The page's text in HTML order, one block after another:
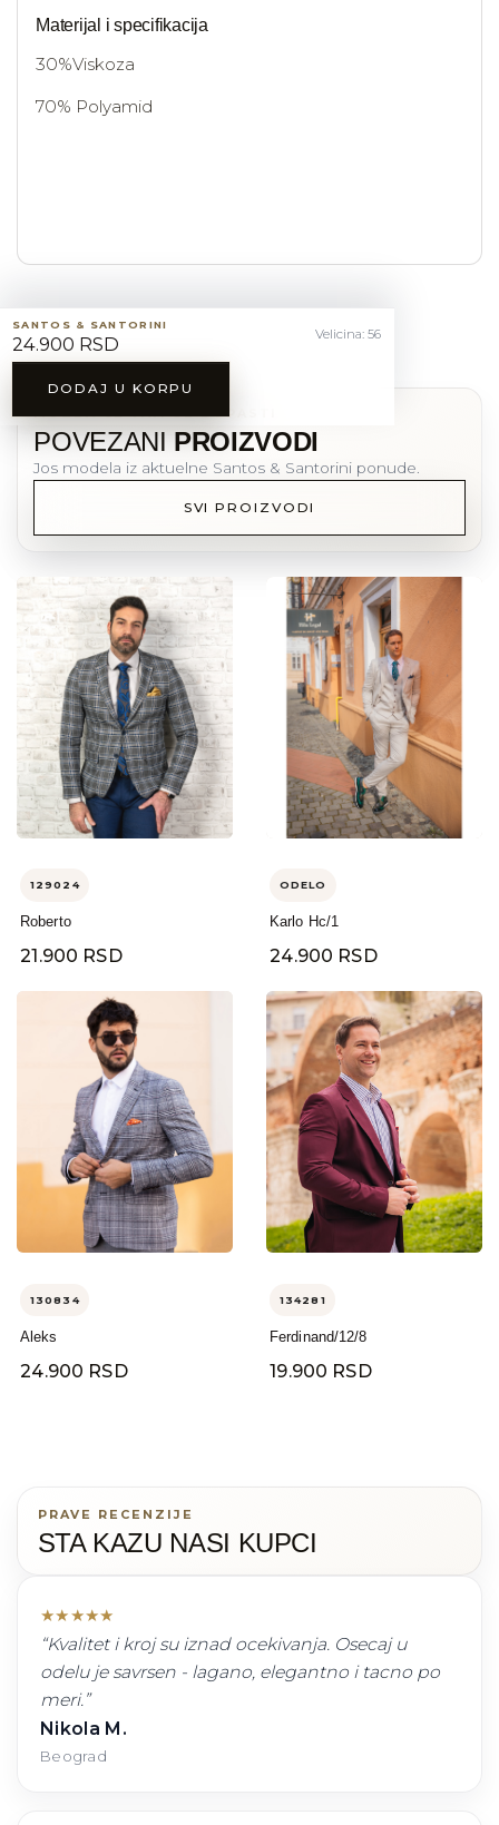
Materijal i specifikacija
30%Viskoza
70% Polyamid
SANTOS & SANTORINI
24.900 RSD Velicina: 56
DODAJ U KORPU
MOZDA CE VAM SE DOPASTI
POVEZANIPROIZVODI
Jos modela iz aktuelne Santos & Santorini ponude.
SVI PROIZVODI
129024
Roberto
21.900 RSD
ODELO
Karlo Hc/1
24.900 RSD
130834
Aleks
24.900 RSD
134281
Ferdinand/12/8
19.900 RSD
PRAVE RECENZIJE
STA KAZU NASI KUPCI
★★★★★
“Kvalitet i kroj su iznad ocekivanja. Osecaj u
odelu je savrsen - lagano, elegantno i tacno po
meri. ”
Nikola M.
Beograd